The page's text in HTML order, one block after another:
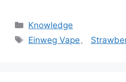
Knowledge
Einweg Vape、